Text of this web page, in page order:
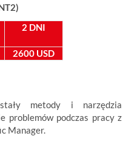
2 DNI
2600 USD
metody i narzędzia
problemów podczas pracy z
Manager.